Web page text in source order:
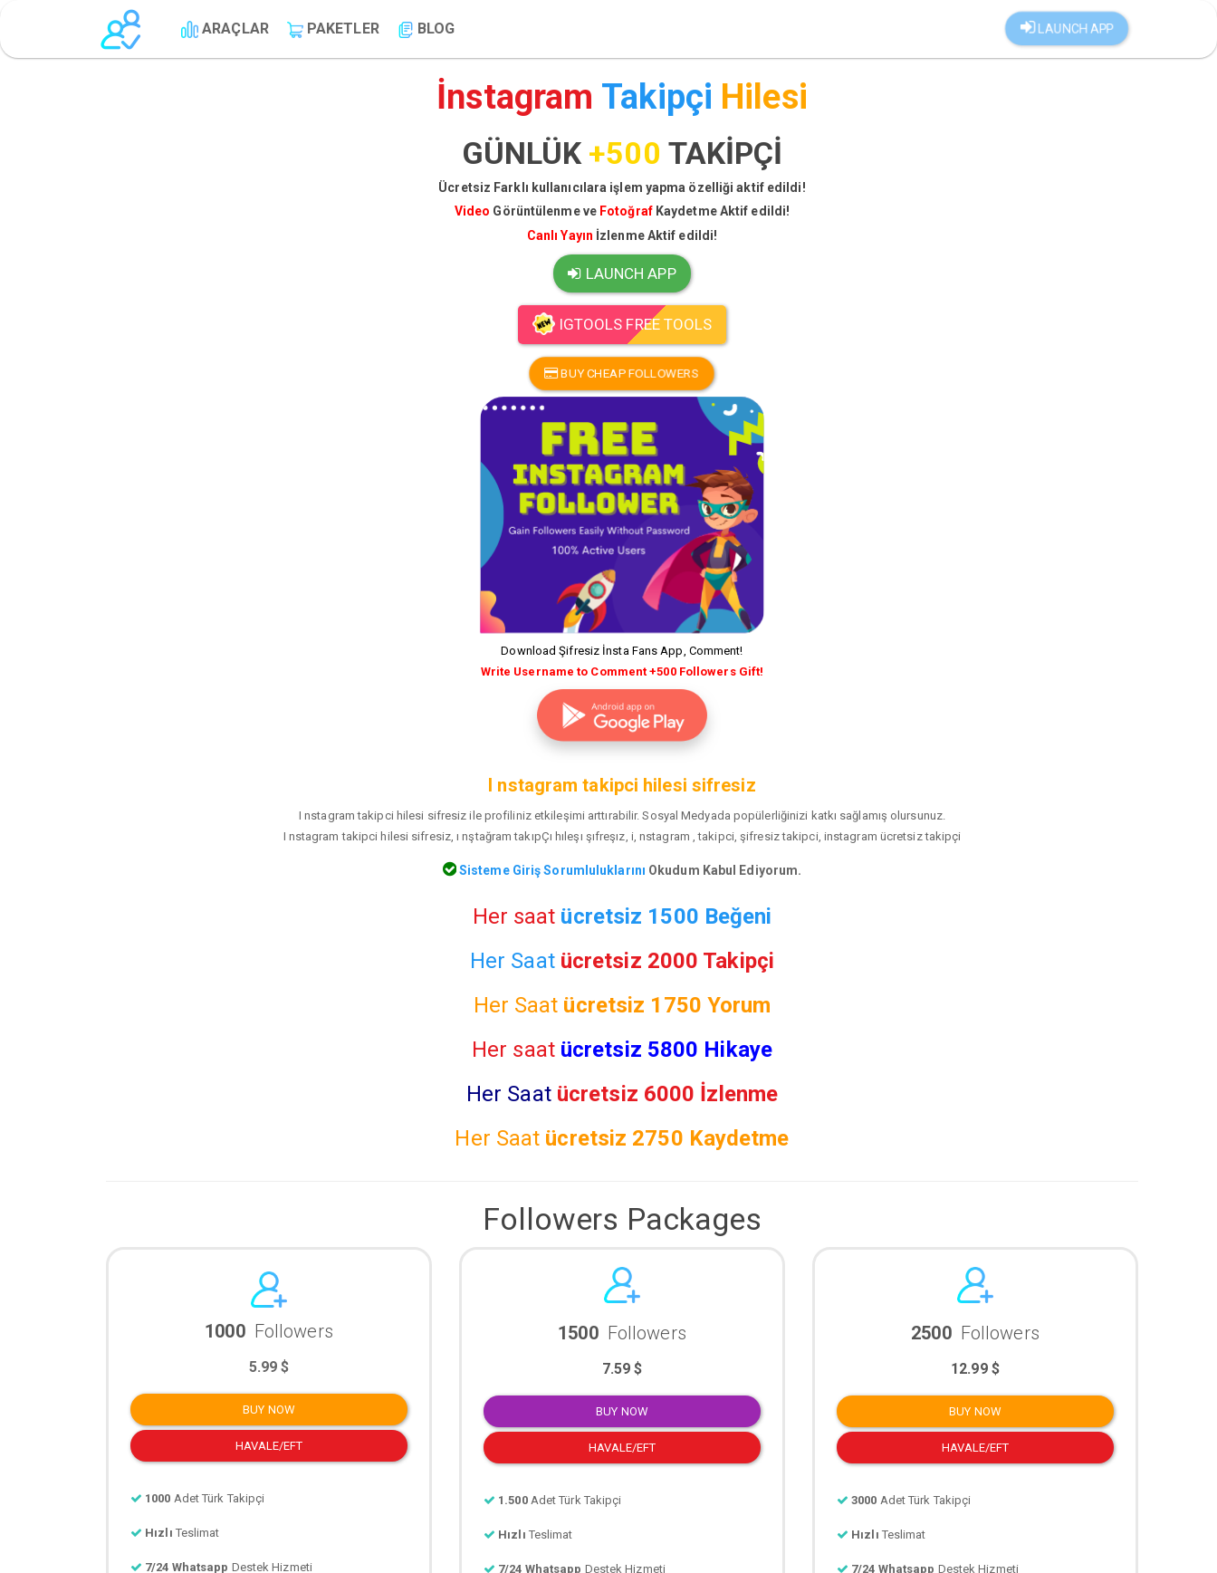
LAUNCH APP
ARAÇLAR PAKETLER BLOG
İnstagram Takipçi Hilesi
GÜNLÜK +500 TAKİPÇİ
Ücretsiz Farklı kullanıcılara işlem yapma özelliği aktif edildi!
Video Görüntülenme ve Fotoğraf Kaydetme Aktif edildi!
Canlı Yayın İzlenme Aktif edildi!
LAUNCH APP
IGTOOLS FREE TOOLS
BUY CHEAP FOLLOWERS
Download Şifresiz İnsta Fans App, Comment!
Write Username to Comment +500 Followers Gift!
I nstagram takipci hilesi sifresiz
I nstagram takipci hilesi sifresiz ile profiliniz etkileşimi arttırabilir. Sosyal Medyada popülerliğinizi katkı sağlamış olursunuz.
I nstagram takipci hilesi sifresiz, ı nştağram takıpÇı hıleşı şıfreşız, i, nstagram , takipci, şifresiz takipci, instagram ücretsiz takipçi
Sisteme Giriş Sorumluluklarını Okudum Kabul Ediyorum.
Her saat ücretsiz 1500 Beğeni
Her Saat ücretsiz 2000 Takipçi
Her Saat ücretsiz 1750 Yorum
Her saat ücretsiz 5800 Hikaye
Her Saat ücretsiz 6000 İzlenme
Her Saat ücretsiz 2750 Kaydetme
Followers Packages
1000 Followers
5.99 $
BUY NOW
HAVALE/EFT
1000 Adet Türk Takipçi
Hızlı Teslimat
7/24 Whatsapp Destek Hizmeti
1500 Followers
7.59 $
BUY NOW
HAVALE/EFT
1.500 Adet Türk Takipçi
Hızlı Teslimat
7/24 Whatsapp Destek Hizmeti
2500 Followers
12.99 $
BUY NOW
HAVALE/EFT
3000 Adet Türk Takipçi
Hızlı Teslimat
7/24 Whatsapp Destek Hizmeti